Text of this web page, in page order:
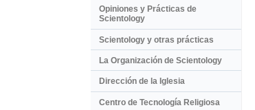
Opiniones y Prácticas de
Scientology
Scientology y otras prácticas
La Organización de Scientology
Dirección de la Iglesia
Centro de Tecnología Religiosa